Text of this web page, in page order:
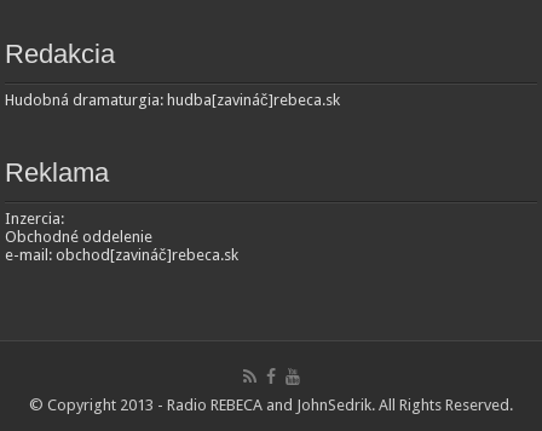
Redakcia
Hudobná dramaturgia: hudba[zavináč]rebeca.sk
Reklama
Inzercia:
Obchodné oddelenie
e-mail: obchod[zavináč]rebeca.sk
© Copyright 2013 - Radio REBECA and JohnSedrik. All Rights Reserved.